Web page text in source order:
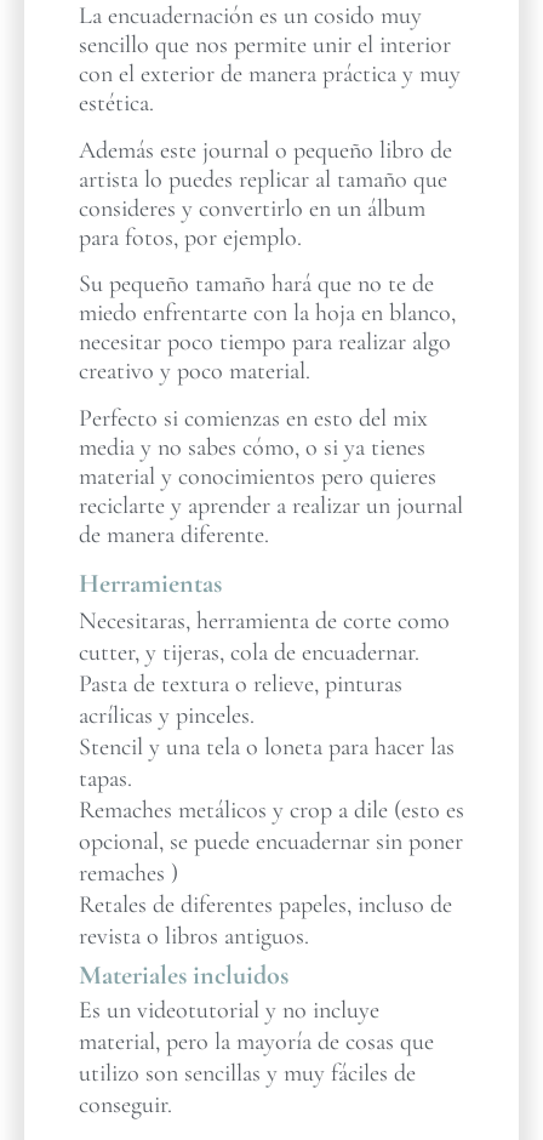
La encuadernación es un cosido muy
sencillo que nos permite unir el interior
con el exterior de manera práctica y muy
estética.
Además este journal o pequeño libro de
artista lo puedes replicar al tamaño que
consideres y convertirlo en un álbum
para fotos, por ejemplo.
Su pequeño tamaño hará que no te de
miedo enfrentarte con la hoja en blanco,
necesitar poco tiempo para realizar algo
creativo y poco material.
Perfecto si comienzas en esto del mix
media y no sabes cómo, o si ya tienes
material y conocimientos pero quieres
reciclarte y aprender a realizar un journal
de manera diferente.
Herramientas
Necesitaras, herramienta de corte como
cutter, y tijeras, cola de encuadernar.
Pasta de textura o relieve, pinturas
acrílicas y pinceles.
Stencil y una tela o loneta para hacer las
tapas.
Remaches metálicos y crop a dile (esto es
opcional, se puede encuadernar sin poner
remaches )
Retales de diferentes papeles, incluso de
revista o libros antiguos.
Materiales incluidos
Es un videotutorial y no incluye
material, pero la mayoría de cosas que
utilizo son sencillas y muy fáciles de
conseguir.